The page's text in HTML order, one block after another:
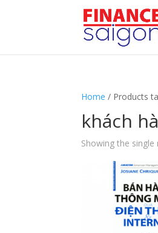
Home / Products
khách
Showing the single